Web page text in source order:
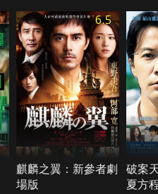
6.5
麒麟之翼：新參者劇
場版
破案
夏方